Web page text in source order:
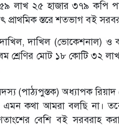
লাখ ২৫ হাজার ৩৭৯ কপি
প্রাথমিক স্তরে শতভাগ বই
দাখিল (ভোকেশনাল) ও
শ্রেণির মোট ১৮ কোটি ৩২
(পাঠ্যপুস্তক) অধ্যাপক
কথা আমরা বলছি না। তবে
শতাংশের বেশি বই সরবরাহ